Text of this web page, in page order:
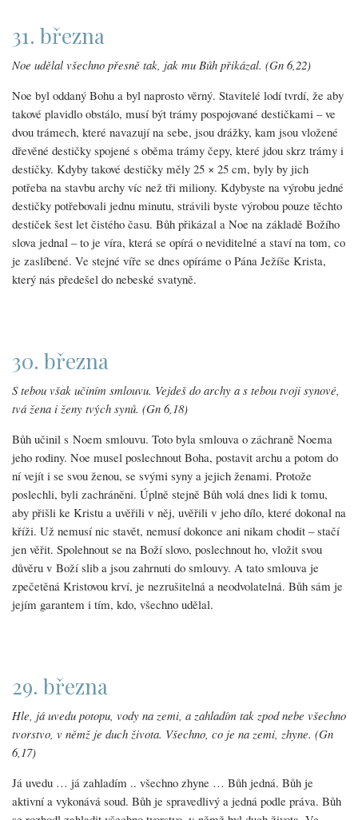
31. března
Noe udělal všechno přesně tak, jak mu Bůh přikázal. (Gn 6,22)
Noe byl oddaný Bohu a byl naprosto věrný. Stavitelé lodí tvrdí, že aby
takové plavidlo obstálo, musí být trámy pospojované destičkami – ve
dvou trámech, které navazují na sebe, jsou drážky, kam jsou vložené
dřevěné destičky spojené s oběma trámy čepy, které jdou skrz trámy i
destičky. Kdyby takové destičky měly 25 × 25 cm, byly by jich
potřeba na stavbu archy víc než tři miliony. Kdybyste na výrobu jedné
destičky potřebovali jednu minutu, strávili byste výrobou pouze těchto
destiček šest let čistého času. Bůh přikázal a Noe na základě Božího
slova jednal – to je víra, která se opírá o neviditelné a staví na tom, co
je zaslíbené. Ve stejné víře se dnes opíráme o Pána Ježíše Krista,
který nás předešel do nebeské svatyně.
30. března
S tebou však učiním smlouvu. Vejdeš do archy a s tebou tvoji synové,
tvá žena i ženy tvých synů. (Gn 6,18)
Bůh učinil s Noem smlouvu. Toto byla smlouva o záchraně Noema
jeho rodiny. Noe musel poslechnout Boha, postavit archu a potom do
ní vejít i se svou ženou, se svými syny a jejich ženami. Protože
poslechli, byli zachráněni. Úplně stejně Bůh volá dnes lidi k tomu,
aby přišli ke Kristu a uvěřili v něj, uvěřili v jeho dílo, které dokonal na
kříži. Už nemusí nic stavět, nemusí dokonce ani nikam chodit – stačí
jen věřit. Spolehnout se na Boží slovo, poslechnout ho, vložit svou
důvěru v Boží slib a jsou zahrnuti do smlouvy. A tato smlouva je
zpečetěná Kristovou krví, je nezrušitelná a neodvolatelná. Bůh sám je
jejím garantem i tím, kdo, všechno udělal.
29. března
Hle, já uvedu potopu, vody na zemi, a zahladím tak zpod nebe všechno
tvorstvo, v němž je duch života. Všechno, co je na zemi, zhyne. (Gn
6,17)
Já uvedu … já zahladím .. všechno zhyne … Bůh jedná. Bůh je
aktivní a vykonává soud. Bůh je spravedlivý a jedná podle práva. Bůh